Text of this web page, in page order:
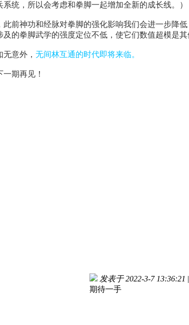
统，所以会考虑和拳脚一起增加全新的成长线。）
此前神功和经脉对拳脚的强化影响我们会进一步降
的拳脚武学的强度定位不低，使它们数值超模是
意外， 无间林互通的时代即将来临。
期再见！
发表于 2022-3-7 13:36:21 |
期待一手